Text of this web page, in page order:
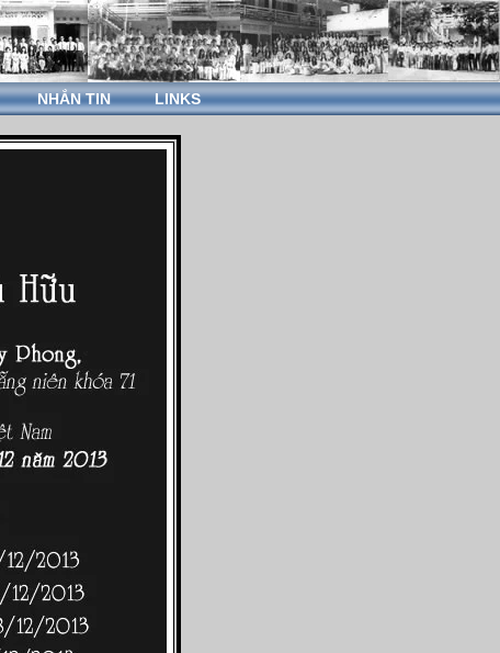
NHẮN TIN LINKS